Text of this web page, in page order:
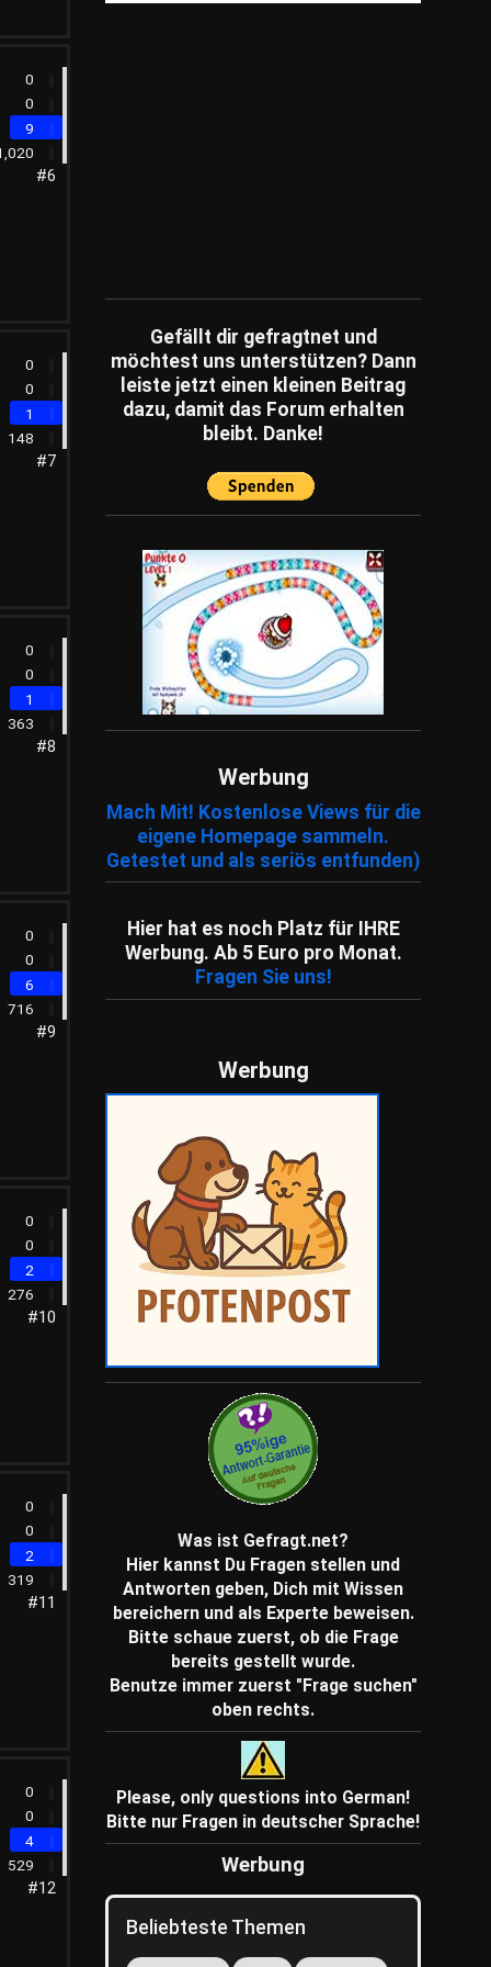
0
0
9
#6
0
0
1
148
#7
0
0
1
363
#8
0
0
6
716
#9
0
0
2
276
#10
0
0
2
319
#11
0
0
4
529
#12
Gefällt dir gefragtnet und
möchtest uns unterstützen? Dann
leiste jetzt einen kleinen Beitrag
dazu, damit das Forum erhalten
bleibt. Danke!
Werbung
Mach Mit! Kostenlose Views für die
eigene Homepage sammeln.
Getestet und als seriös entfunden)
Hier hat es noch Platz für IHRE
Werbung. Ab 5 Euro pro Monat.
Fragen Sie uns!
Werbung
Was ist Gefragt.net?
Hier kannst Du Fragen stellen und
Antworten geben, Dich mit Wissen
bereichern und als Experte beweisen.
Bitte schaue zuerst, ob die Frage
bereits gestellt wurde.
Benutze immer zuerst "Frage suchen"
oben rechts.
Please, only questions into German!
Bitte nur Fragen in deutscher Sprache!
Werbung
Beliebteste Themen